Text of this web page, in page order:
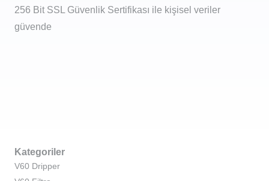
256 Bit SSL Güvenlik Sertifikası ile kişisel veriler
güvende
Kategoriler
V60 Dripper